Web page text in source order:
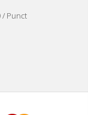
/ Punct